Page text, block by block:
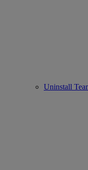
Uninstall